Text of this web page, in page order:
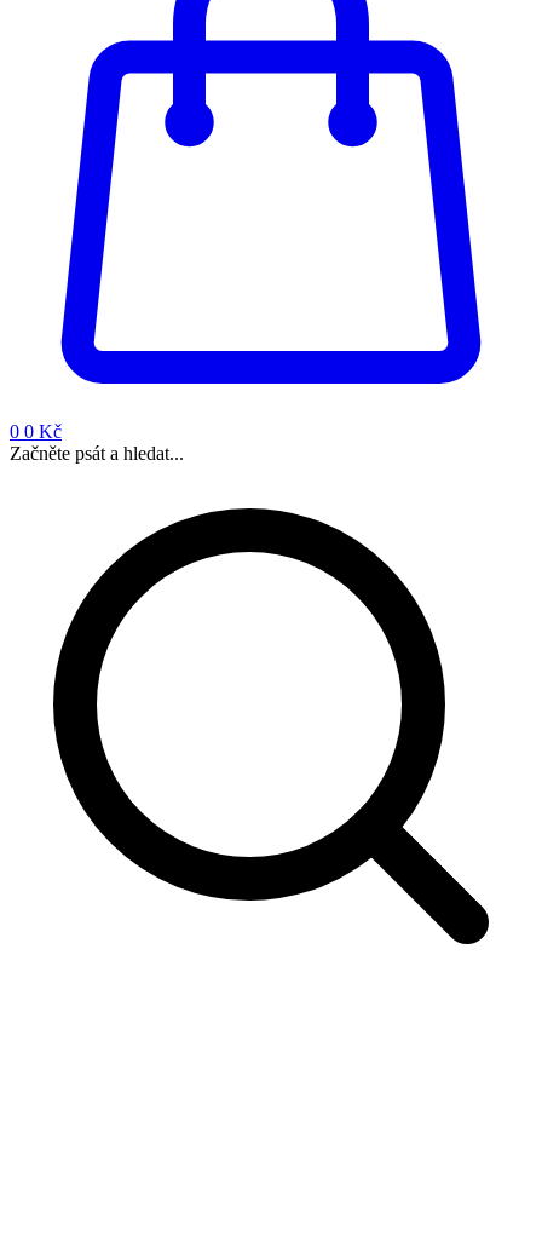
0 0 Kč
Začněte psát a hledat...